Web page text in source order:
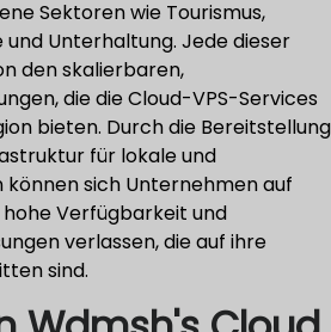
Sektoren wie Tourismus,
und Unterhaltung. Jede dieser
den skalierbaren,
die die Cloud-VPS-Services
bieten. Durch die Bereitstellung
für lokale und
sich Unternehmen auf
Verfügbarkeit und
verlassen, die auf ihre
sind.